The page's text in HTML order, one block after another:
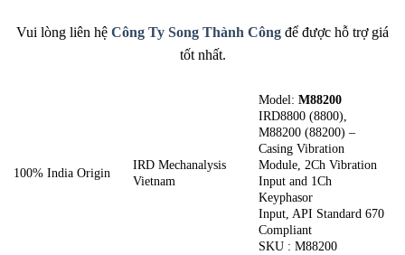
Vui lòng liên hệ Công Ty Song Thành Công để được hỗ trợ giá
tốt nhất.
100% India Origin
IRD Mechanalysis
Vietnam
Model: M88200
IRD8800 (8800),
M88200 (88200) –
Casing Vibration
Module, 2Ch Vibration
Input and 1Ch
Keyphasor
Input, API Standard 670
Compliant
SKU : M88200